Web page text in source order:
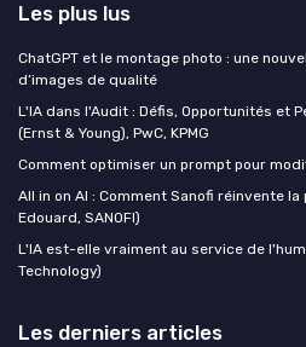
Les plus lus
ChatGPT et le montage photo : une
d’images de qualité
L'IA dans l'Audit : Défis, Opportunités et
(Ernst & Young), PwC, KPMG
Comment optimiser un prompt pour
All in on AI : Comment Sanofi réinvente
Edouard, SANOFI)
L'IA est-elle vraiment au service de
Technology)
Les derniers articles